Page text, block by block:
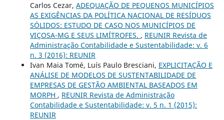
Carlos Cezar, ADEQUAÇÃO DE PEQUENOS MUNICÍPIOS
AS EXIGÊNCIAS DA POLÍTICA NACIONAL DE RESÍDUOS
SÓLIDOS: ESTUDO DE CASO NOS MUNICÍPIOS DE
VIÇOSA-MG E SEUS LIMÍTROFES. , REUNIR Revista de
Administração Contabilidade e Sustentabilidade: v. 6
n. 3 (2016): REUNIR
Ivan Maia Tomé, Luís Paulo Bresciani, EXPLICITAÇÃO E
ANÁLISE DE MODELOS DE SUSTENTABILIDADE DE
EMPRESAS DE GESTÃO AMBIENTAL BASEADOS EM
MORPH , REUNIR Revista de Administração
Contabilidade e Sustentabilidade: v. 5 n. 1 (2015):
REUNIR